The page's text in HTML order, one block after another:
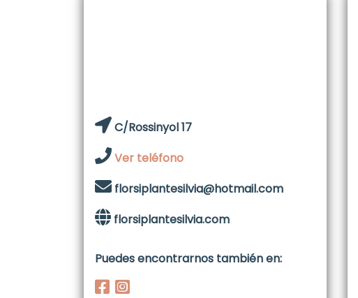
C/Rossinyol 17
Ver teléfono
florsiplantesilvia@hotmail.com
florsiplantesilvia.com
Puedes encontrarnos también en: